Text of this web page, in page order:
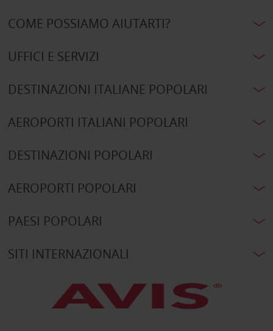
COME POSSIAMO AIUTARTI?
UFFICI E SERVIZI
DESTINAZIONI ITALIANE POPOLARI
AEROPORTI ITALIANI POPOLARI
DESTINAZIONI POPOLARI
AEROPORTI POPOLARI
PAESI POPOLARI
SITI INTERNAZIONALI